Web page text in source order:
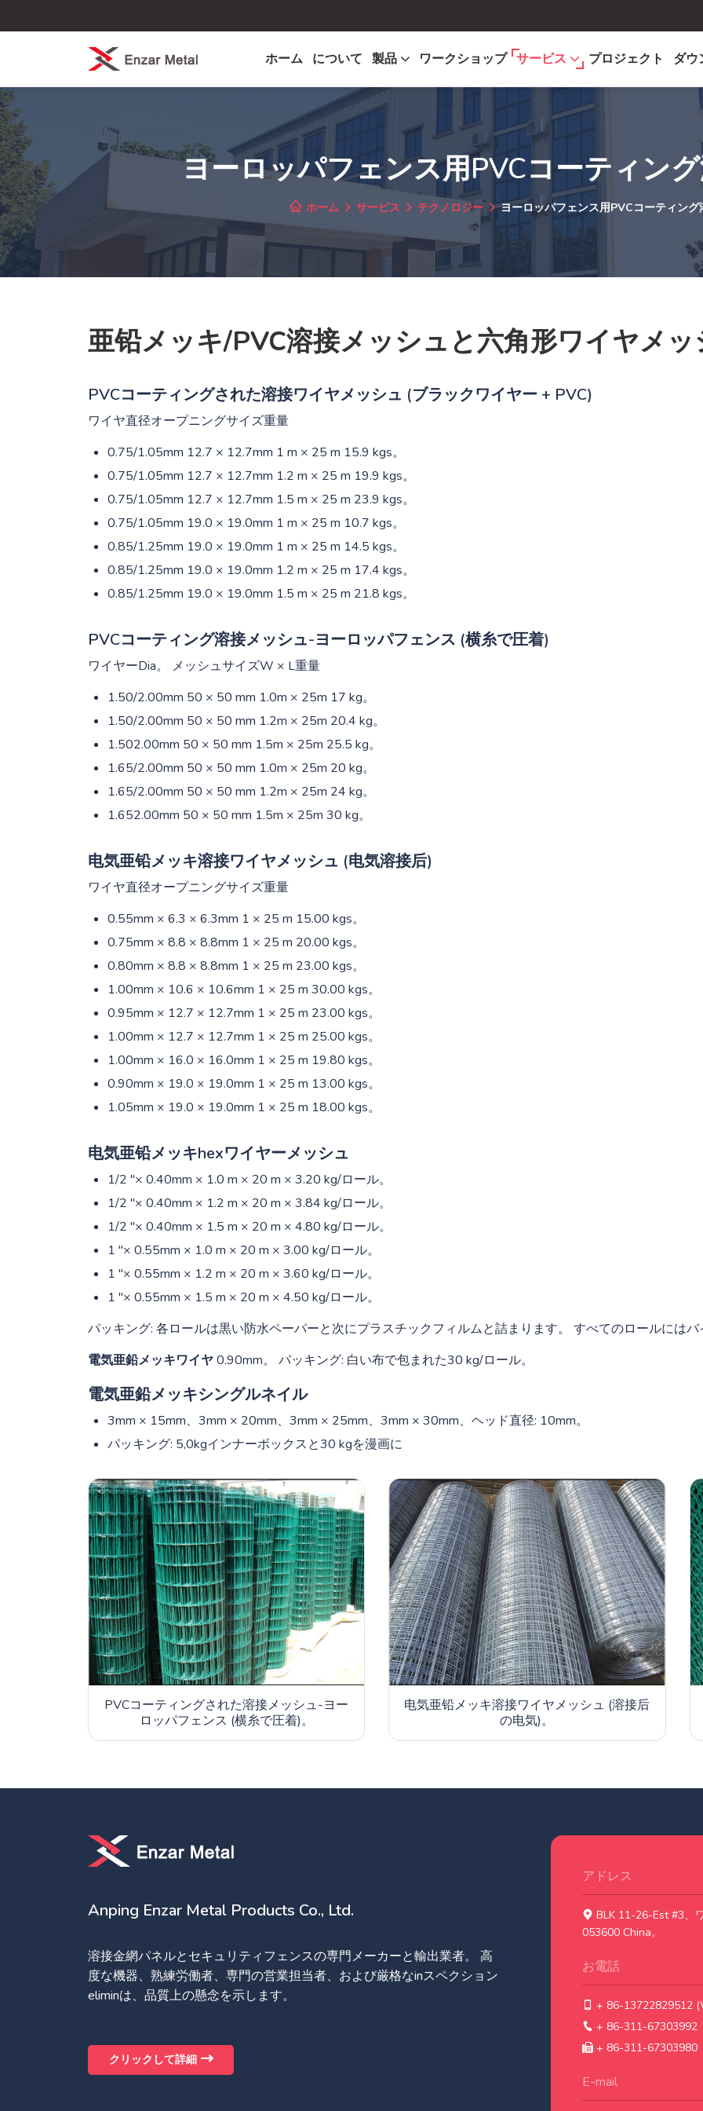
ホーム について 製品 ワークショップ サービス プロジェクト ダウ
ヨーロッパフェンス用PVCコーティン
ホーム サービス テクノロジー ヨーロッパフェンス用PVCコーティング
亜铅メッキ/PVC溶接メッシュと六角形ワイヤメッ
PVCコーティングされた溶接ワイヤメッシュ (ブラックワイヤー + PVC)
ワイヤ直径オープニングサイズ重量
0.75/1.05mm 12.7 × 12.7mm 1 m × 25 m 15.9 kgs。
0.75/1.05mm 12.7 × 12.7mm 1.2 m × 25 m 19.9 kgs。
0.75/1.05mm 12.7 × 12.7mm 1.5 m × 25 m 23.9 kgs。
0.75/1.05mm 19.0 × 19.0mm 1 m × 25 m 10.7 kgs。
0.85/1.25mm 19.0 × 19.0mm 1 m × 25 m 14.5 kgs。
0.85/1.25mm 19.0 × 19.0mm 1.2 m × 25 m 17.4 kgs。
0.85/1.25mm 19.0 × 19.0mm 1.5 m × 25 m 21.8 kgs。
PVCコーティング溶接メッシュ-ヨーロッパフェンス (横糸で圧着)
ワイヤーDia。 メッシュサイズW × L重量
1.50/2.00mm 50 × 50 mm 1.0m × 25m 17 kg。
1.50/2.00mm 50 × 50 mm 1.2m × 25m 20.4 kg。
1.502.00mm 50 × 50 mm 1.5m × 25m 25.5 kg。
1.65/2.00mm 50 × 50 mm 1.0m × 25m 20 kg。
1.65/2.00mm 50 × 50 mm 1.2m × 25m 24 kg。
1.652.00mm 50 × 50 mm 1.5m × 25m 30 kg。
电気亜铅メッキ溶接ワイヤメッシュ (电気溶接后)
ワイヤ直径オープニングサイズ重量
0.55mm × 6.3 × 6.3mm 1 × 25 m 15.00 kgs。
0.75mm × 8.8 × 8.8mm 1 × 25 m 20.00 kgs。
0.80mm × 8.8 × 8.8mm 1 × 25 m 23.00 kgs。
1.00mm × 10.6 × 10.6mm 1 × 25 m 30.00 kgs。
0.95mm × 12.7 × 12.7mm 1 × 25 m 23.00 kgs。
1.00mm × 12.7 × 12.7mm 1 × 25 m 25.00 kgs。
1.00mm × 16.0 × 16.0mm 1 × 25 m 19.80 kgs。
0.90mm × 19.0 × 19.0mm 1 × 25 m 13.00 kgs。
1.05mm × 19.0 × 19.0mm 1 × 25 m 18.00 kgs。
电気亜铅メッキhexワイヤーメッシュ
1/2 "× 0.40mm × 1.0 m × 20 m × 3.20 kg/ロール。
1/2 "× 0.40mm × 1.2 m × 20 m × 3.84 kg/ロール。
1/2 "× 0.40mm × 1.5 m × 20 m × 4.80 kg/ロール。
1 "× 0.55mm × 1.0 m × 20 m × 3.00 kg/ロール。
1 "× 0.55mm × 1.2 m × 20 m × 3.60 kg/ロール。
1 "× 0.55mm × 1.5 m × 20 m × 4.50 kg/ロール。
パッキング: 各ロールは黒い防水ペーパーと次にプラスチックフィルムと詰まります。 すべてのロールにはバ
電気亜鉛メッキワイヤ0.90mm。 パッキング: 白い布で包まれた30 kg/ロール。
電気亜鉛メッキシングルネイル
3mm × 15mm、3mm × 20mm、3mm × 25mm、3mm × 30mm、ヘッド直径: 10mm。
パッキング: 5,0kgインナーボックスと30 kgを漫画に
PVCコーティングされた溶接メッシュ-ヨー
ロッパフェンス (横糸で圧着)。
电気亜铅メッキ溶接ワイヤメッシュ (溶接后
の电気)。
Anping Enzar Metal Products Co., Ltd.
溶接金網パネルとセキュリティフェンスの専門メーカーと輸出業者。 高
度な機器、熟練労働者、専門の営業担当者、および厳格なinスペクション
eliminは、品質上の懸念を示します。
クリックして詳細
アドレス
BLK 11-26-Est #3、
053600 China。
お電話
+ 86-13722829512
+ 86-311-67303992
+ 86-311-67303980
E-mail